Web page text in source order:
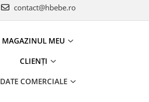
contact@hbebe.ro
MAGAZINUL MEU
CLIENȚI
DATE COMERCIALE